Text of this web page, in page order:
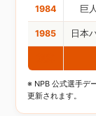
1984 巨人
1985 日本
※ NPB 公式選手デ
更新されます。